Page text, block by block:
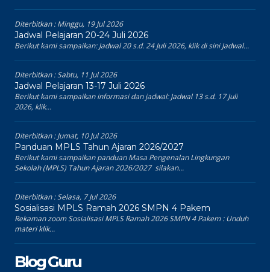
Diterbitkan :Minggu, 19 Jul 2026
Jadwal Pelajaran 20-24 Juli 2026
Berikut kami sampaikan: Jadwal 20 s.d. 24 Juli 2026, klik di sini Jadwal...
Diterbitkan :Sabtu, 11 Jul 2026
Jadwal Pelajaran 13-17 Juli 2026
Berikut kami sampaikan informasi dan jadwal: Jadwal 13 s.d. 17 Juli
2026, klik...
Diterbitkan :Jumat, 10 Jul 2026
Panduan MPLS Tahun Ajaran 2026/2027
Berikut kami sampaikan panduan Masa Pengenalan Lingkungan
Sekolah (MPLS) Tahun Ajaran 2026/2027 silakan...
Diterbitkan :Selasa, 7 Jul 2026
Sosialisasi MPLS Ramah 2026 SMPN 4 Pakem
Rekaman zoom Sosialisasi MPLS Ramah 2026 SMPN 4 Pakem : Unduh
materi klik...
Blog Guru